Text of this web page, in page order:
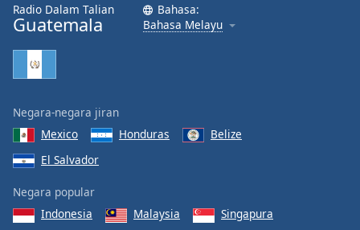
Radio Dalam Talian
Guatemala
Bahasa:
Bahasa Melayu
Negara-negara jiran
Mexico
Honduras
Belize
El Salvador
Negara popular
Indonesia
Malaysia
Singapura